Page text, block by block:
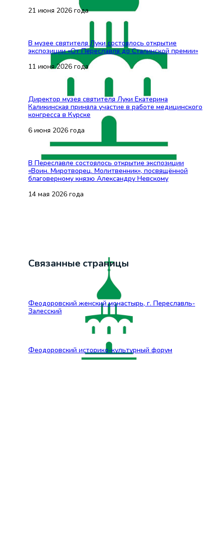
21 июня 2026 года
В музее святителя Луки состоялось открытие
экспозиции «От Переславля до Сталинской премии»
11 июня 2026 года
Директор музея святителя Луки Екатерина
Каликинская приняла участие в работе медицинского
конгресса в Курске
6 июня 2026 года
В Переславле состоялось открытие экспозиции
«Воин. Миротворец. Молитвенник», посвящённой
благоверному князю Александру Невскому
14 мая 2026 года
Связанные страницы
Феодоровский женский монастырь, г. Переславль-
Залесский
Феодоровский историко-культурный форум